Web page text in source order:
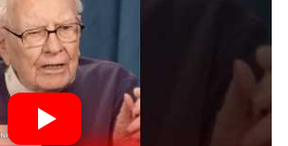
lại lợi nhuận để tái đầu tư vào
hơn chia sẻ quá mức. Cân bằng
tài sản giúp nhà đầu tư đạt được
đề cao.